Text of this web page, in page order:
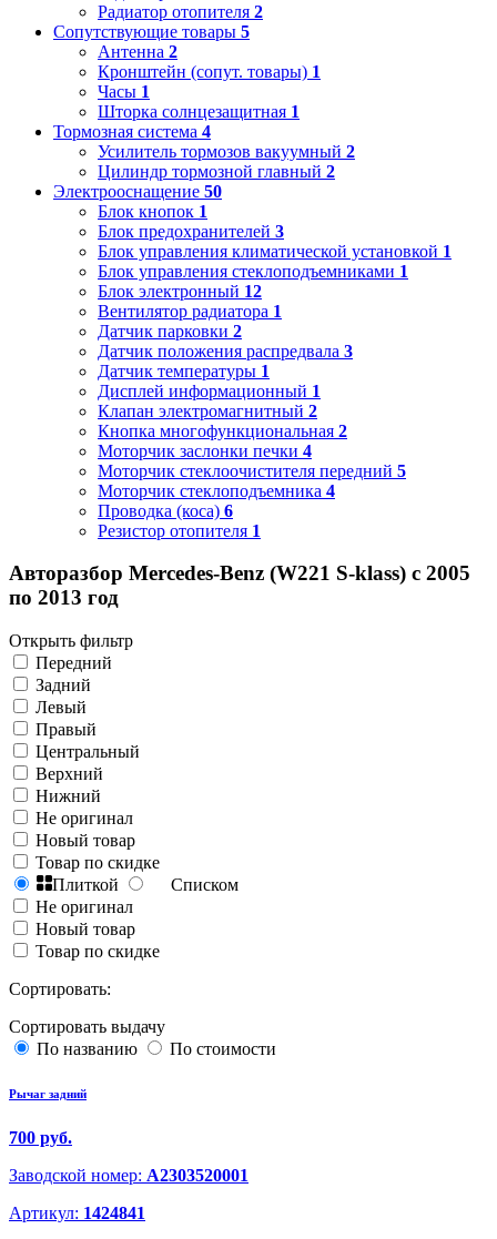
Радиатор отопителя 2
Сопутствующие товары 5
Антенна 2
Кронштейн (сопут. товары) 1
Часы 1
Шторка солнцезащитная 1
Тормозная система 4
Усилитель тормозов вакуумный 2
Цилиндр тормозной главный 2
Электрооснащение 50
Блок кнопок 1
Блок предохранителей 3
Блок управления климатической установкой 1
Блок управления стеклоподъемниками 1
Блок электронный 12
Вентилятор радиатора 1
Датчик парковки 2
Датчик положения распредвала 3
Датчик температуры 1
Дисплей информационный 1
Клапан электромагнитный 2
Кнопка многофункциональная 2
Моторчик заслонки печки 4
Моторчик стеклоочистителя передний 5
Моторчик стеклоподъемника 4
Проводка (коса) 6
Резистор отопителя 1
Авторазбор Mercedes-Benz (W221 S-klass) с 2005
по 2013 год
Открыть фильтр
Передний
Задний
Левый
Правый
Центральный
Верхний
Нижний
Не оригинал
Новый товар
Товар по скидке
Плиткой
Списком
Не оригинал
Новый товар
Товар по скидке
Сортировать:
Сортировать выдачу
По названию
По стоимости
Рычаг задний
700 руб.
Заводской номер: A2303520001
Артикул: 1424841